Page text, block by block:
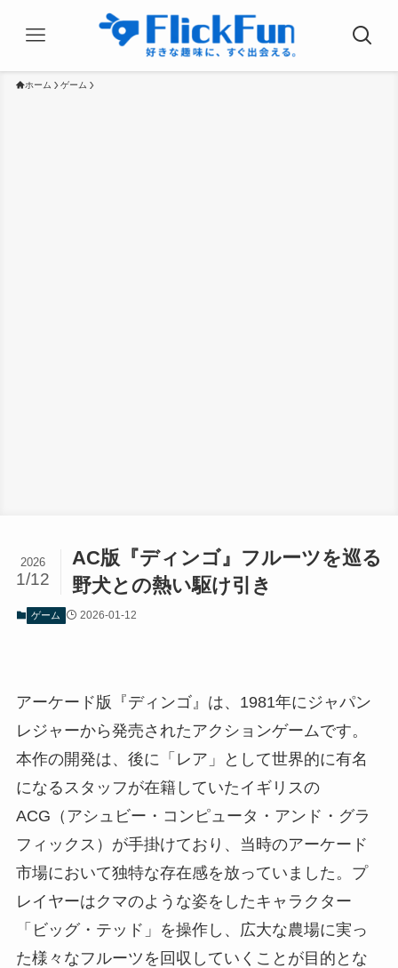
ホーム ゲーム
AC版『ディンゴ』フルーツを巡る
野犬との熱い駆け引き
2026
1/12
ゲーム 2026-01-12
アーケード版『ディンゴ』は、1981年にジャパン
レジャーから発売されたアクションゲームです。
本作の開発は、後に「レア」として世界的に有名
になるスタッフが在籍していたイギリスの
ACG（アシュビー・コンピュータ・アンド・グラ
フィックス）が手掛けており、当時のアーケード
市場において独特な存在感を放っていました。プ
レイヤーはクマのような姿をしたキャラクター
「ビッグ・テッド」を操作し、広大な農場に実っ
た様々なフルーツを回収していくことが目的とな